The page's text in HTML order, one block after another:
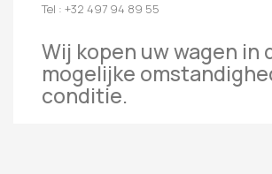
Tel : +32 497 94 89 55
Wij kopen uw wagen in
mogelijke
conditie.